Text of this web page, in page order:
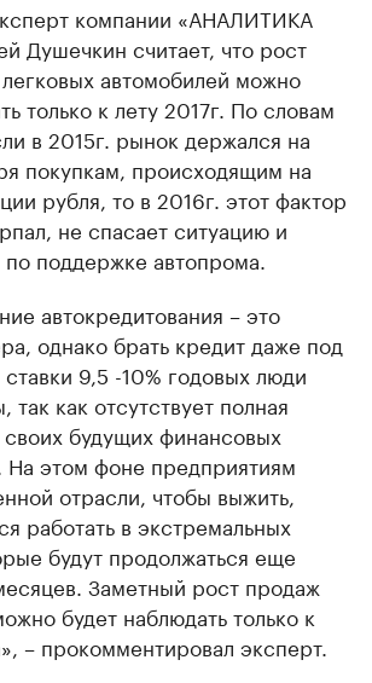
компании «АНАЛИТИКА
Душечкин считает, что рост
автомобилей можно
только к лету 2017г. По словам
в 2015г. рынок держался на
покупкам, происходящим на
рубля, то в 2016г. этот фактор
не спасает ситуацию и
поддержке автопрома.
автокредитования ​– это
однако брать кредит даже под
9,5 -10% годовых люди
так как отсутствует полная
будущих финансовых
На этом фоне предприятиям
отрасли, чтобы выжить,
работать в экстремальных
будут продолжаться еще
Заметный рост продаж
будет наблюдать только к
– прокомментировал эксперт.